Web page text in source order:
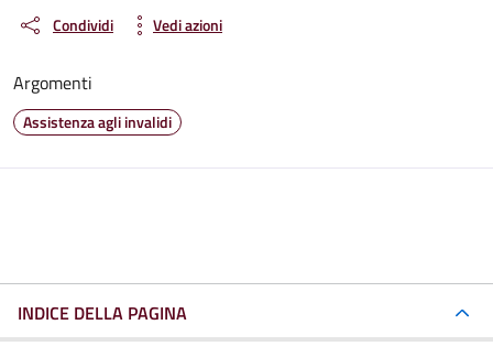
Condividi Vedi azioni
Argomenti
Assistenza agli invalidi
INDICE DELLA PAGINA